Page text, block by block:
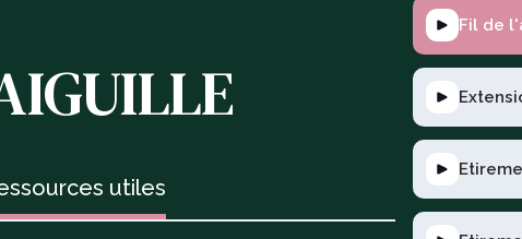
utiles
Fil de